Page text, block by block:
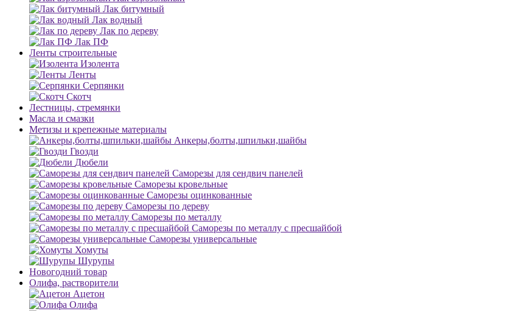
Лак битумный
Лак водный
Лак по дереву
Лак ПФ
Ленты строительные
Изолента
Ленты
Серпянки
Скотч
Лестницы, стремянки
Масла и смазки
Метизы и крепежные материалы
Анкеры,болты,шпильки,шайбы
Гвозди
Дюбели
Саморезы для сендвич панелей
Саморезы кровельные
Саморезы оцинкованные
Саморезы по дереву
Саморезы по металлу
Саморезы по металлу с пресшайбой
Саморезы универсальные
Хомуты
Шурупы
Новогодний товар
Олифа, растворители
Ацетон
Олифа